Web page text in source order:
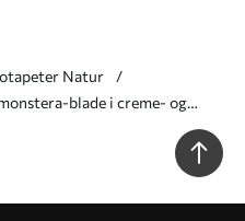
Natur
blade i creme- og